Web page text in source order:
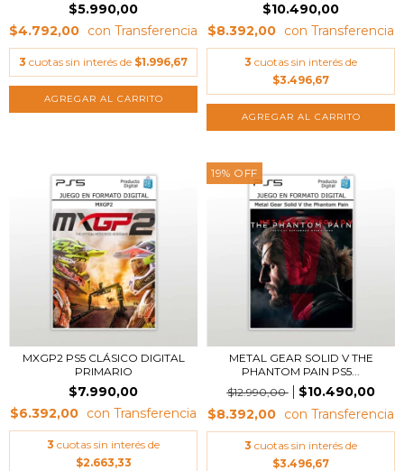
$5.990,00
$4.792,00
3 cuotas sin interés de $1.996,67
$10.490,00
$8.392,00
3 cuotas sin interés de
$3.496,67
MXGP2 PS5 CLÁSICO DIGITAL
PRIMARIO
$7.990,00
$6.392,00
3 cuotas sin interés de
$2.663,33
19% OFF
METAL GEAR SOLID V THE
PHANTOM PAIN PS5...
$12.990,00
$10.490,00
$8.392,00
3 cuotas sin interés de
$3.496,67